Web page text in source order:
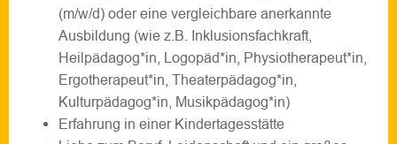
(m/w/d) oder eine vergleichbare anerkannte
Ausbildung (wie z.B. Inklusionsfachkraft,
Heilpädagog*in, Logopäd*in, Physiotherapeut*in,
Ergotherapeut*in, Theaterpädagog*in,
Kulturpädagog*in, Musikpädagog*in)
Erfahrung in einer Kindertagesstätte